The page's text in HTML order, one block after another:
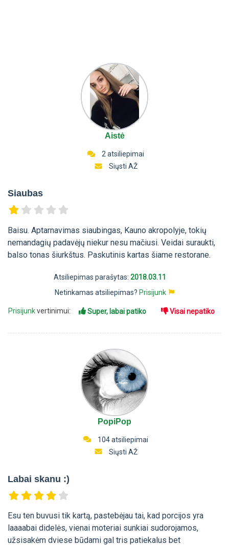
Aistė
2 atsiliepimai
Siųsti AŽ
Siaubas
Baisu. Aptarnavimas siaubingas, Kauno akropolyje, tokių
nemandagių padavėjų niekur nesu mačiusi. Veidai suraukti,
balso tonas šiurkštus. Paskutinis kartas šiame restorane.
Atsiliepimas parašytas: 2018.03.11
Netinkamas atsiliepimas? Prisijunk
Prisijunkvertinimui: Super, labai patiko Visai nepatiko
PopiPop
104 atsiliepimai
Siųsti AŽ
Labai skanu :)
Esu ten buvusi tik kartą, pastebėjau tai, kad porcijos yra
laaaabai didelės, vienai moteriai sunkiai sudorojamos,
užsisakėm dviese būdami gal tris patiekalus bet